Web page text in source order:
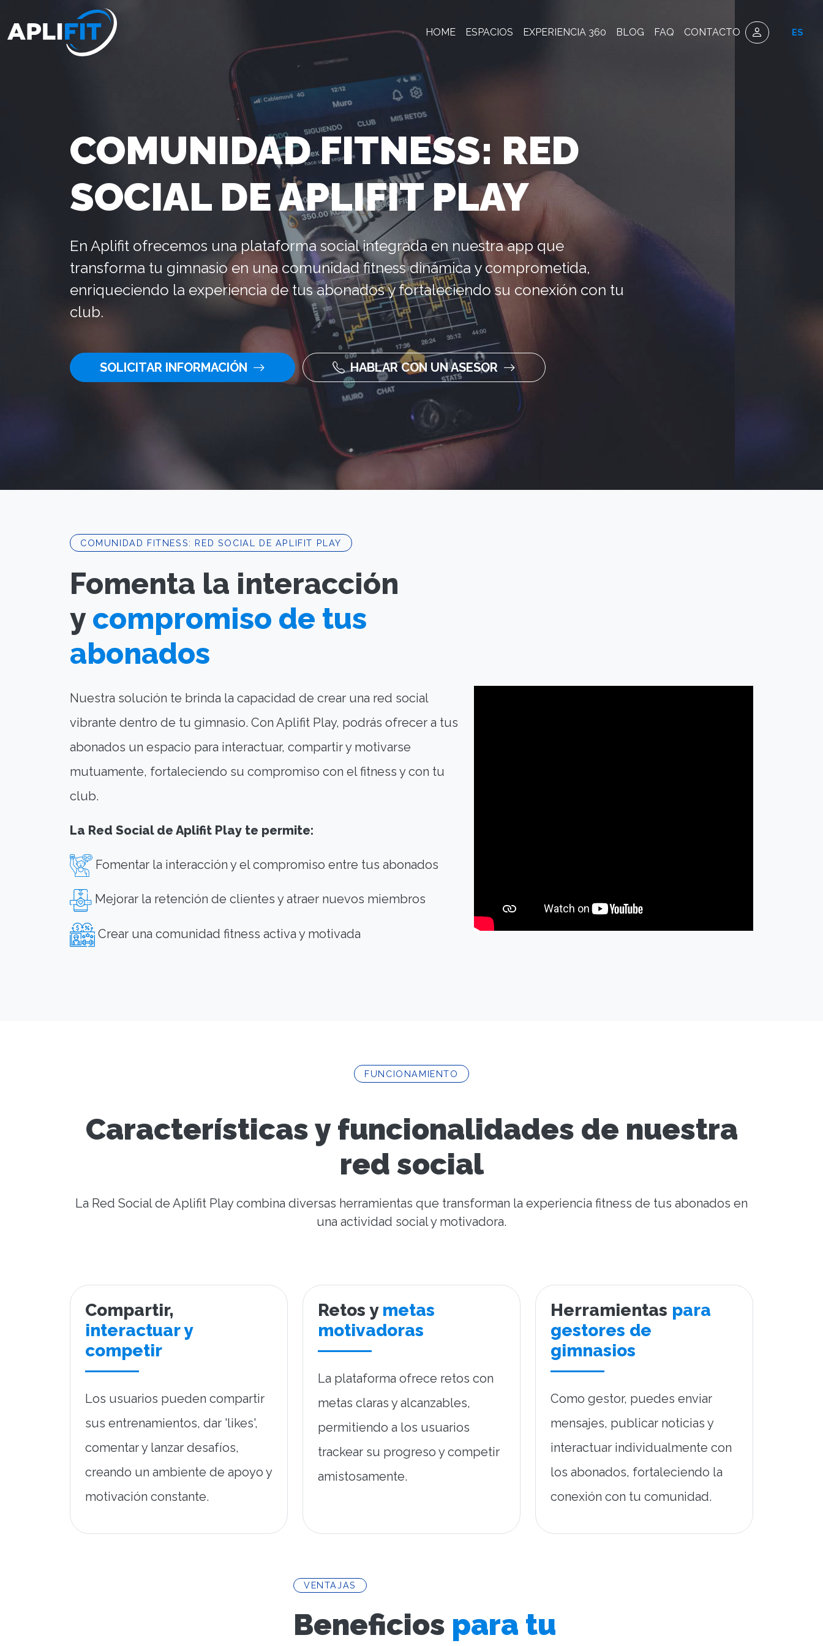
HOME ESPACIOS EXPERIENCIA 360 BLOG FAQ CONTACTO ES
COMUNIDAD FITNESS: RED
SOCIAL DE APLIFIT PLAY
En Aplifit ofrecemos una plataforma social integrada en nuestra app que
transforma tu gimnasio en una comunidad fitness dinámica y comprometida,
enriqueciendo la experiencia de tus abonados y fortaleciendo su conexión con tu
club.
SOLICITAR INFORMACIÓN HABLAR CON UN ASESOR
COMUNIDAD FITNESS: RED SOCIAL DE APLIFIT PLAY
Fomenta la interacción
ycompromiso de tus
abonados
Nuestra solución te brinda la capacidad de crear una red social
vibrante dentro de tu gimnasio. Con Aplifit Play, podrás ofrecer a tus
abonados un espacio para interactuar, compartir y motivarse
mutuamente, fortaleciendo su compromiso con el fitness y con tu
club.
La Red Social de Aplifit Play te permite:
Fomentar la interacción y el compromiso entre tus abonados
Mejorar la retención de clientes y atraer nuevos miembros
Crear una comunidad fitness activa y motivada
FUNCIONAMIENTO
Características y funcionalidades de nuestra
red social
La Red Social de Aplifit Play combina diversas herramientas que transforman la experiencia fitness de tus abonados en
una actividad social y motivadora.
Compartir,
interactuar y
competir
Los usuarios pueden compartir
sus entrenamientos, dar 'likes',
comentar y lanzar desafíos,
creando un ambiente de apoyo y
motivación constante.
Retos y metas
motivadoras
La plataforma ofrece retos con
metas claras y alcanzables,
permitiendo a los usuarios
trackear su progreso y competir
amistosamente.
Herramientas para
gestores de
gimnasios
Como gestor, puedes enviar
mensajes, publicar noticias y
interactuar individualmente con
los abonados, fortaleciendo la
conexión con tu comunidad.
VENTAJAS
Beneficios para tu